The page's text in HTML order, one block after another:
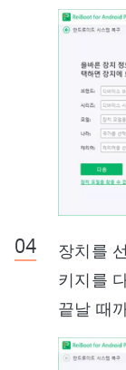
장치를
키지를
끝날 때